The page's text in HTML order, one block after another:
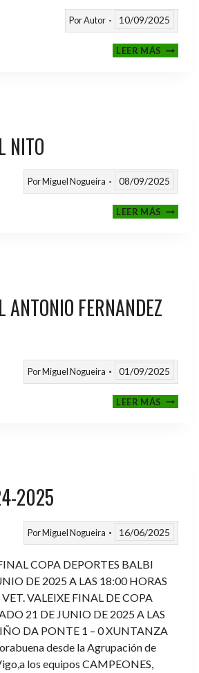
PorAutor 10/09/2025
LEER MÁS
NITO
PorMiguel Nogueira 08/09/2025
LEER MÁSIII
FERNANDEZ
PorMiguel Nogueira 01/09/2025
LEER MÁSVI
2025
PorMiguel Nogueira 16/06/2025
COPA DEPORTES BALBI
DE 2025 A LAS 18:00 HORAS
VALEIXE FINAL DE COPA
21 DE JUNIO DE 2025 A LAS
DA PONTE 1 – 0 XUNTANZA
desde la Agrupación de
los equipos CAMPEONES,